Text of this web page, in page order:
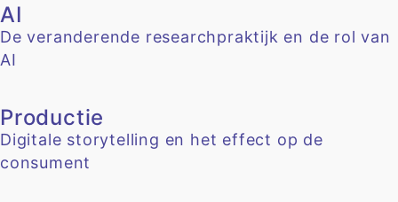
AI
De veranderende researchpraktijk en de rol van
AI
Productie
Digitale storytelling en het effect op de
consument